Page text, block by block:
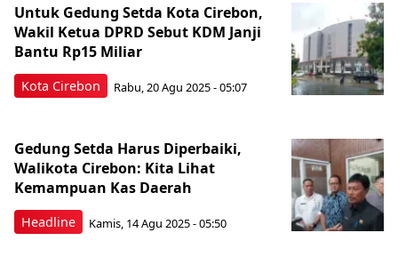
Kota Cirebon
Untuk Gedung Setda Kota Cirebon,
Wakil Ketua DPRD Sebut KDM Janji
Bantu Rp15 Miliar
Rabu, 20 Agu 2025 - 05:07
Headline
Gedung Setda Harus Diperbaiki,
Walikota Cirebon: Kita Lihat
Kemampuan Kas Daerah
Kamis, 14 Agu 2025 - 05:50